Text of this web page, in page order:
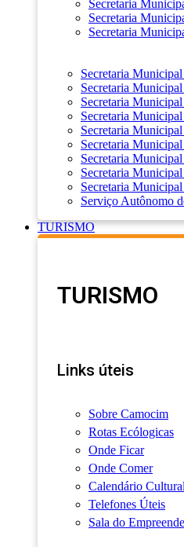
Secretaria
Secretaria
Secretaria
Secretaria
Secretaria
Secretaria
Secretaria
Secretaria
Secretaria
Secretaria
Secretaria
Secretaria
Serviço Autônomo
TURISMO
TURISMO
Links úteis
Sobre Camocim
Rotas Ecólogicas
Onde Ficar
Onde Comer
Calendário Cultural
Telefones Úteis
Sala do